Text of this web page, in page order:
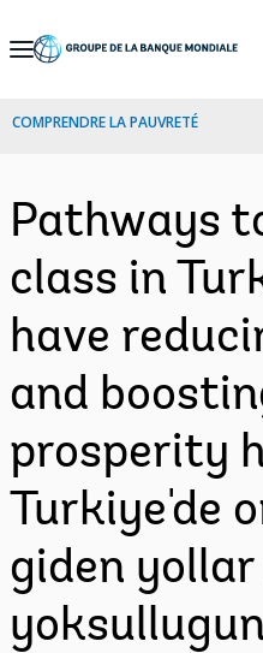
Skip
Navigation
COMPRENDRE LA PAUVRETÉ
Pathways
class in
have
and
prosperity
Turkiye'de
giden yollar